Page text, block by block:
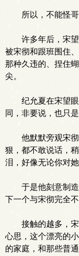
所以，不能怪哥
许多年后，宋
被宋彻和跟班围住
那种久违的、捏住
尖。
纪允夏在宋望
同，非要说，也只
他默默旁观宋
狠，都不敢说话，
泪，好像无论你对
于是他刻意制
下一个与宋彻完全
接触的越多，
心思，这个漂亮的
的家庭，和那些普